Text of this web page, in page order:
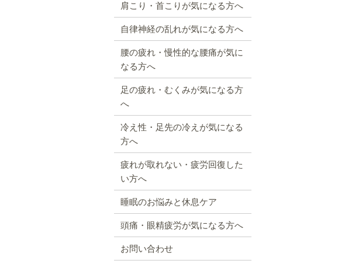
肩こり・首こりが気になる方へ
自律神経の乱れが気になる方へ
腰の疲れ・慢性的な腰痛が気に
なる方へ
足の疲れ・むくみが気になる方
へ
冷え性・足先の冷えが気になる
方へ
疲れが取れない・疲労回復した
い方へ
睡眠のお悩みと休息ケア
頭痛・眼精疲労が気になる方へ
お問い合わせ